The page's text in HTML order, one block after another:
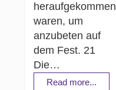
heraufgekommen
waren, um
anzubeten auf
dem Fest. 21
Die…
Read more...